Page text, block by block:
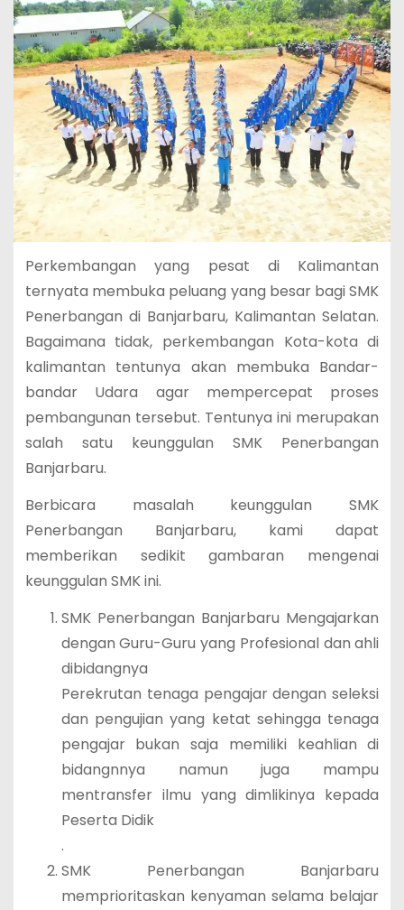
Perkembangan yang pesat di Kalimantan
ternyata membuka peluang yang besar bagi SMK
Penerbangan di Banjarbaru, Kalimantan Selatan.
Bagaimana tidak, perkembangan Kota-kota di
kalimantan tentunya akan membuka Bandar-
bandar Udara agar mempercepat proses
pembangunan tersebut. Tentunya ini merupakan
salah satu keunggulan SMK Penerbangan
Banjarbaru.
Berbicara masalah keunggulan SMK
Penerbangan Banjarbaru, kami dapat
memberikan sedikit gambaran mengenai
keunggulan SMK ini.
SMK Penerbangan Banjarbaru Mengajarkan
dengan Guru-Guru yang Profesional dan ahli
dibidangnya
Perekrutan tenaga pengajar dengan seleksi
dan pengujian yang ketat sehingga tenaga
pengajar bukan saja memiliki keahlian di
bidangnnya namun juga mampu
mentransfer ilmu yang dimlikinya kepada
Peserta Didik
.
SMK Penerbangan Banjarbaru
memprioritaskan kenyaman selama belajar